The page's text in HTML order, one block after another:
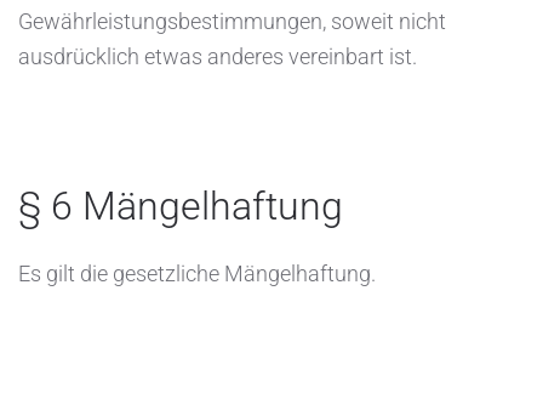
Gewährleistungsbestimmungen, soweit nicht
ausdrücklich etwas anderes vereinbart ist.
§ 6 Mängelhaftung
Es gilt die gesetzliche Mängelhaftung.